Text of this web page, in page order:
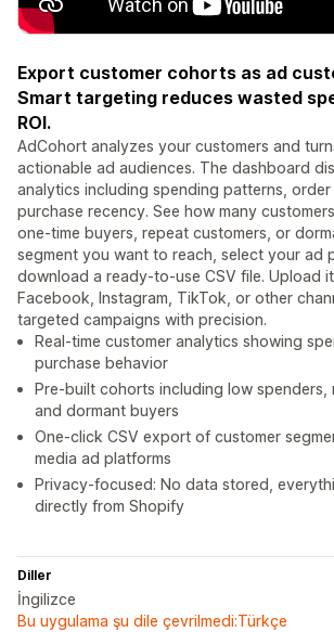
Export customer cohorts as ad
Smart targeting reduces wasted
ROI.
AdCohort analyzes your customers and
actionable ad audiences. The dashboard
analytics including spending patterns,
purchase recency. See how many
one-time buyers, repeat customers, or
segment you want to reach, select your ad
download a ready-to-use CSV file. Upload
Facebook, Instagram, TikTok, or other
targeted campaigns with precision.
Real-time customer analytics showing
purchase behavior
Pre-built cohorts including low spenders,
and dormant buyers
One-click CSV export of customer
media ad platforms
Privacy-focused: No data stored,
directly from Shopify
Diller
İngilizce
Bu uygulama şu dile çevrilmedi:Türkçe